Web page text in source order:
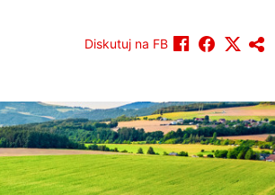
Diskutuj na FB